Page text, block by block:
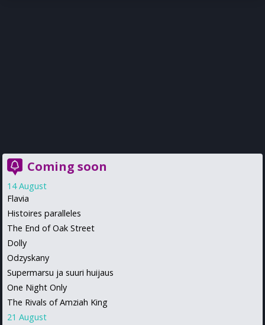
Coming soon
14 August
Flavia
Histoires paralleles
The End of Oak Street
Dolly
Odzyskany
Supermarsu ja suuri huijaus
One Night Only
The Rivals of Amziah King
21 August